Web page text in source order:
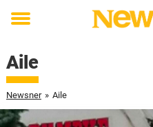
Toggle
Aile
Newsner » Aile